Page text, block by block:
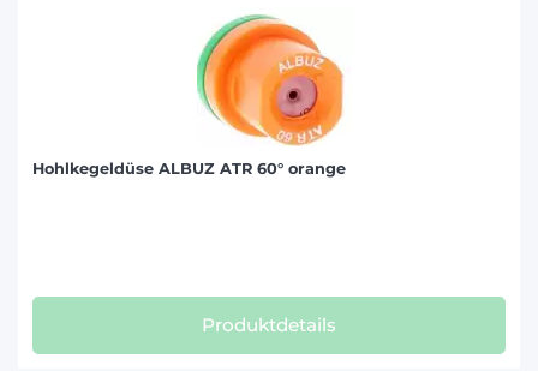
Hohlkegeldüse ALBUZ ATR 60° orange
Produktdetails